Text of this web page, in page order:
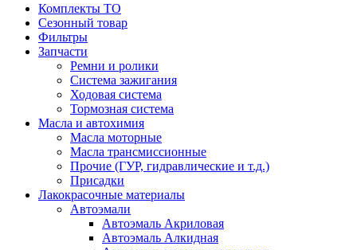
Комплекты ТО
Сезонный товар
Фильтры
Запчасти
Ремни и ролики
Система зажигания
Ходовая система
Тормозная система
Масла и автохимия
Масла моторные
Масла трансмиссионные
Прочие (ГУР, гидравлические и т.д.)
Присадки
Лакокрасочные материалы
Автоэмали
Автоэмаль Акриловая
Автоэмаль Алкидная